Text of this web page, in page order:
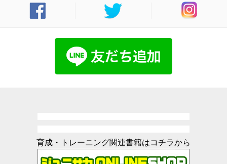
育成・トレーニング関連書籍はコチラから